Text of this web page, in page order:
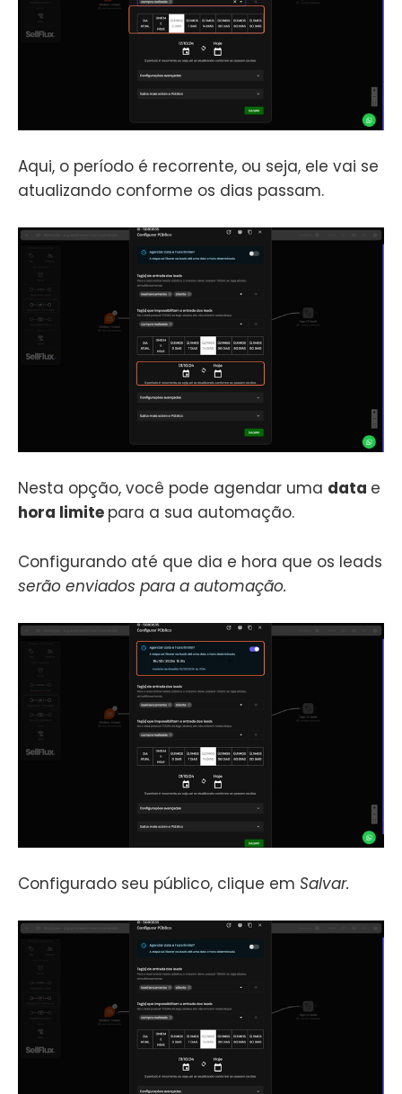
Aqui, o período é recorrente, ou seja, ele vai se
atualizando conforme os dias passam.
Nesta opção, você pode agendar uma data e
hora limite para a sua automação.
Configurando até que dia e hora que os leads
serão enviados para a automação.
Configurado seu público, clique em Salvar.